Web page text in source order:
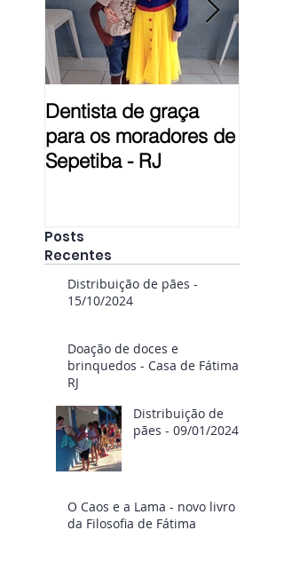
Dentista de graça
para os moradores de
Sepetiba - RJ
Posts
Recentes
Distribuição de pães -
15/10/2024
Doação de doces e
brinquedos - Casa de Fátima
RJ
Distribuição de
pães - 09/01/2024
O Caos e a Lama - novo livro
da Filosofia de Fátima